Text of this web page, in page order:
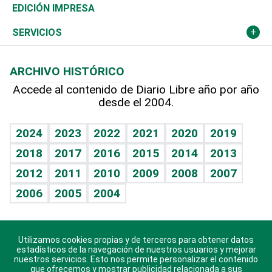
Caribe
Resto del mundo
Global y variable
Economía personal
Novedades
Podcast Arte Libre
Hablando con el pediatra
Vida y familia
Eñe
Celebrando la vida
Sin complejos
En pocas palabras
Escuchando al corazón
Olimpismo
Más deportes
Línea de hit
TBT Deportivo
Noticiero Poteleche
Columnistas
Martes de tecnología
Cambio climático
Deportes
Opinión
Hecho en casa
Guía del dinero
EDICIÓN IMPRESA
SERVICIOS
Cumpleaños
Horóscopos
Crucigramas
ARCHIVO HISTÓRICO
Accede al contenido de Diario Libre año por año
desde el 2004.
2024 2023 2022 2021 2020
2019
2018
2017 2016 2015 2014
2013
2012
2011 2010 2009 2008
2007
2006
2005 2004
Descarga nuestras aplicaciones para Android, iOS y
sistema Huawei.
Utilizamos cookies propias y de terceros para obtener datos
estadísticos de la navegación de nuestros usuarios y mejorar
nuestros servicios. Esto nos permite personalizar el contenido
que ofrecemos y mostrar publicidad relacionada a sus